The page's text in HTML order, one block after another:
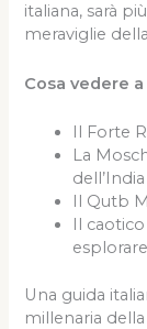
italiana, sarà
meraviglie
Cosa vedere
Il Forte
La
dell’India
Il Qutb
Il
Una guida
millenaria